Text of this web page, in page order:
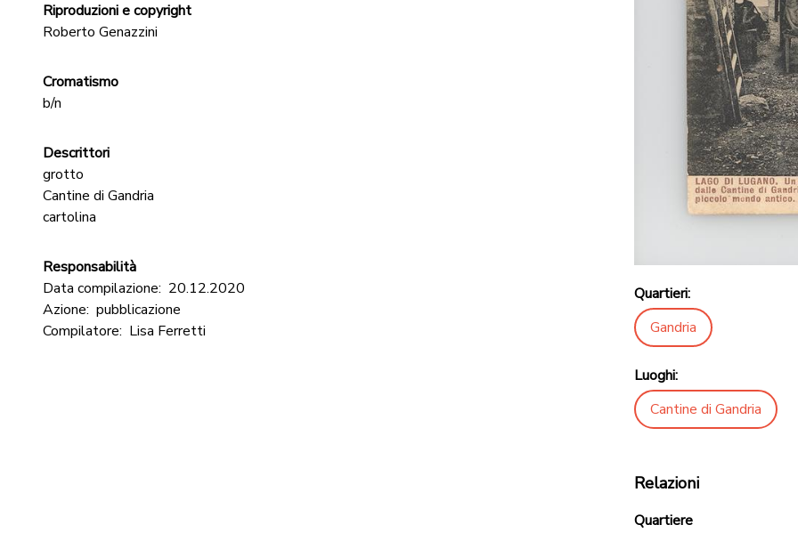
Riproduzioni e copyright
Roberto Genazzini
Cromatismo
b/n
Descrittori
grotto
Cantine di Gandria
cartolina
Responsabilità
Data compilazione: 20.12.2020
Azione: pubblicazione
Compilatore: Lisa Ferretti
Quartieri:
Gandria
Luoghi:
Cantine di Gandria
Relazioni
Quartiere